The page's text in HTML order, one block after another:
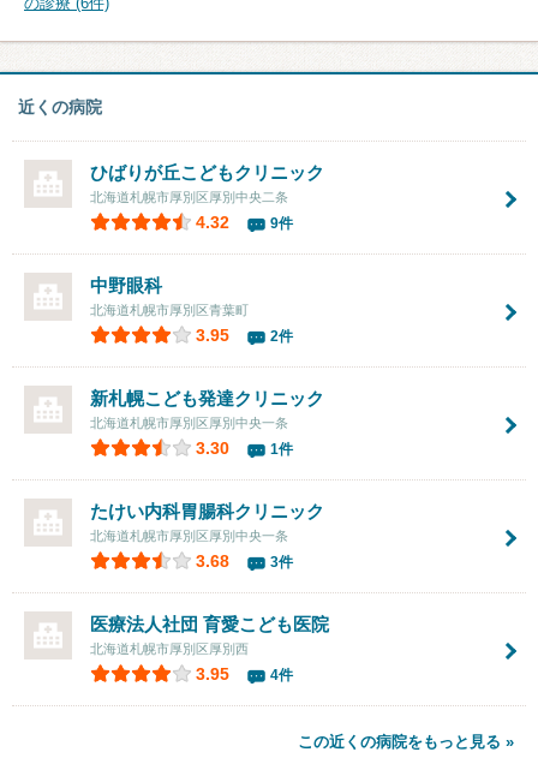
近くの病院
ひばりが丘こどもクリニック
北海道札幌市厚別区厚別中央二条
4.32 9件
中野眼科
北海道札幌市厚別区青葉町
3.95 2件
新札幌こども発達クリニック
北海道札幌市厚別区厚別中央一条
3.30 1件
たけい内科胃腸科クリニック
北海道札幌市厚別区厚別中央一条
3.68 3件
医療法人社団 育愛こども医院
北海道札幌市厚別区厚別西
3.95 4件
この近くの病院をもっと見る »